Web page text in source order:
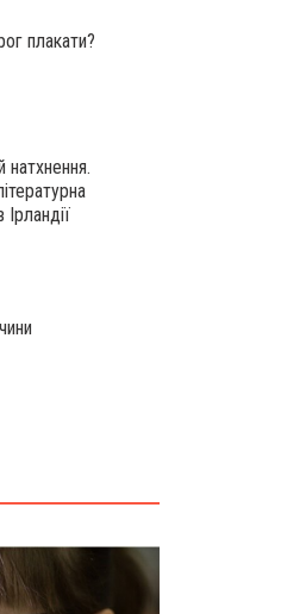
плакати?
натхнення.